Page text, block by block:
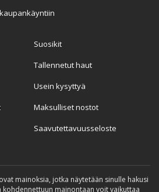
Suosikit
Tallennetut haut
Usein kysyttyä
Maksulliset nostot
Saavutettavuusseloste
mainoksia, jotka näytetään sinulle hakusi
kohdennettuun mainontaan voit vaikuttaa